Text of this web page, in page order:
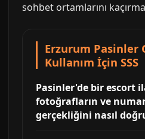
sohbet ortamlarını
Erzurum Pasinler
Kullanım İçin SSS
Pasinler'de bir escort
fotoğrafların ve
gerçekliğini nasıl